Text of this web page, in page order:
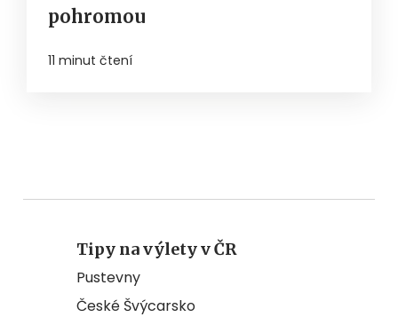
pohromou
11 minut čtení
Tipy na výlety v ČR
Pustevny
České Švýcarsko